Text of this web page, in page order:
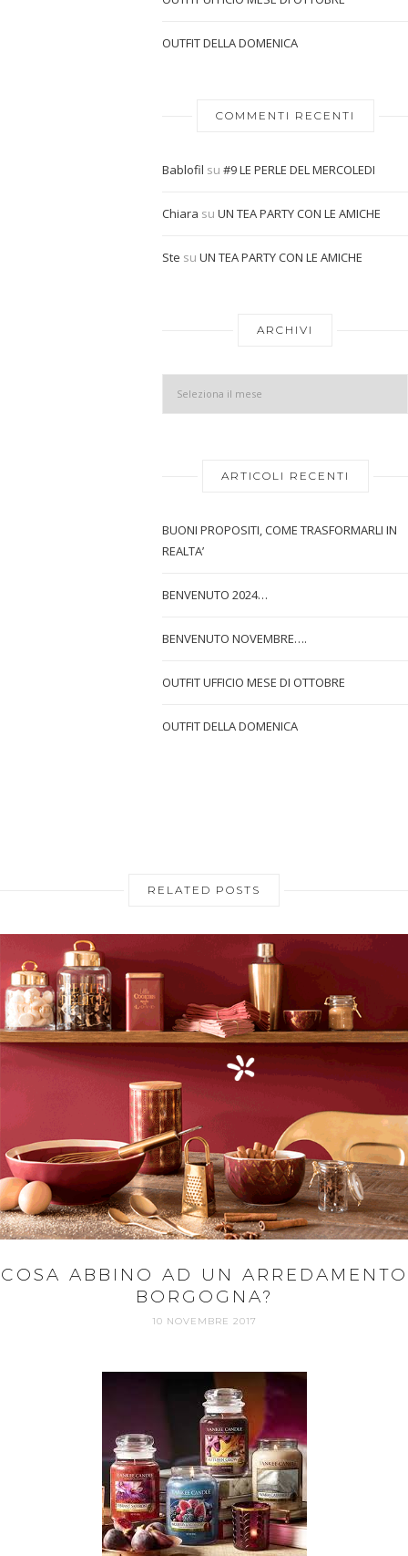
OUTFIT DELLA DOMENICA
COMMENTI RECENTI
Bablofil su #9 LE PERLE DEL MERCOLEDI
Chiara su UN TEA PARTY CON LE AMICHE
Ste su UN TEA PARTY CON LE AMICHE
ARCHIVI
ARTICOLI RECENTI
BUONI PROPOSITI, COME TRASFORMARLI IN
REALTA’
BENVENUTO 2024…
BENVENUTO NOVEMBRE….
OUTFIT UFFICIO MESE DI OTTOBRE
OUTFIT DELLA DOMENICA
RELATED POSTS
COSA ABBINO AD UN ARREDAMENTO
BORGOGNA?
10 NOVEMBRE 2017